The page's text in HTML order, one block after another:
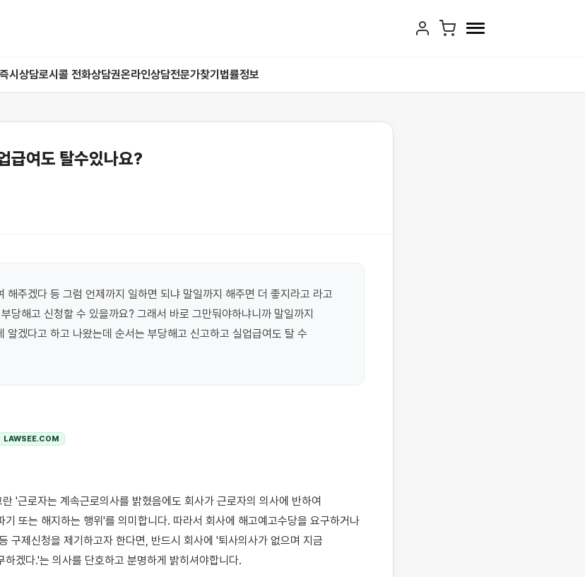
시상담로시콜 전화상담권온라인상담전문가찾기 법률정보
급여도 탈수있나요?
해주겠다 등 그럼 언제까지 일하면 되냐 말일까지 해주면 더 좋지라고 라고
당해고 신청할 수 있을까요? 그래서 바로 그만둬야하냐니까 말일까지
알겠다고 하고 나왔는데 순서는 부당해고 신고하고 실업급여도 탈 수
LAWSEE.COM
기 또는 해지하는 행위'를 의미합니다. 따라서 회사에 해고예고수당을 요구하거나
구제신청을 제기하고자 한다면, 반드시 회사에 '퇴사의사가 없으며 지금
하겠다.'는 의사를 단호하고 분명하게 밝히셔야합니다.